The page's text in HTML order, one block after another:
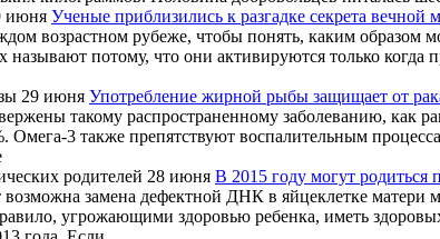
июня Ученые приблизились к разгадке секрета вечной
возрастном рубеже, чтобы понять, каким
потому, что они активируются только когда
29 июня Употребление жирной рыбы защищает от
такому распространенному заболеванию,
3 также препятствуют воспалительным
28 июня В 2015 году могут родиться
возможна замена дефектной ДНК в яйцеклетке
угрожающими здоровью ребенка, иметь